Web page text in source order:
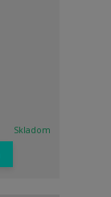
Skladom